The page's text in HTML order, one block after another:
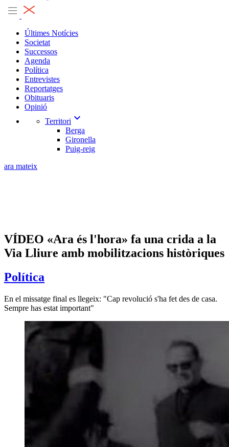
Últimes Notícies
Societat
Successos
Agenda
Política
Entrevistes
Reportatges
Obituaris
Opinió
Territori expand_more
Berga
Gironella
Puig-reig
ara mateix
VÍDEO «Ara és l'hora» fa una crida a la
Via Lliure amb mobilitzacions històriques
Política
En el missatge final es llegeix: "Cap revolució s'ha fet des de casa.
Sempre has estat important"